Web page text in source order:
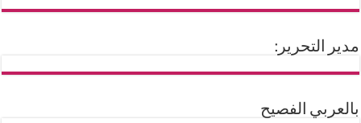
مدير التحرير:
بالعربي الفصيح